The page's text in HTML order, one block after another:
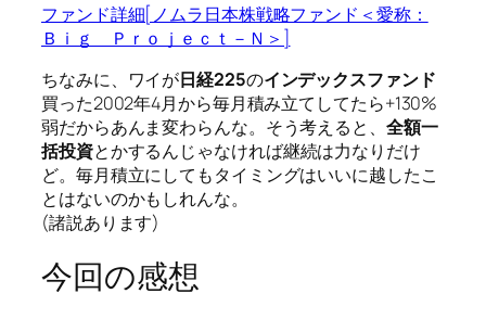
ファンド詳細[ノムラ日本株戦略ファンド＜愛称：
Ｂｉｇ Ｐｒｏｊｅｃｔ－Ｎ＞]
ちなみに、ワイが日経225のインデックスファンド
買った2002年4月から毎月積み立てしてたら+130%
弱だからあんま変わらんな。そう考えると、 全額一
括投資とかするんじゃなければ継続は力なりだけ
ど。毎月積立にしてもタイミングはいいに越したこ
とはないのかもしれんな。
(諸説あります)
今回の感想